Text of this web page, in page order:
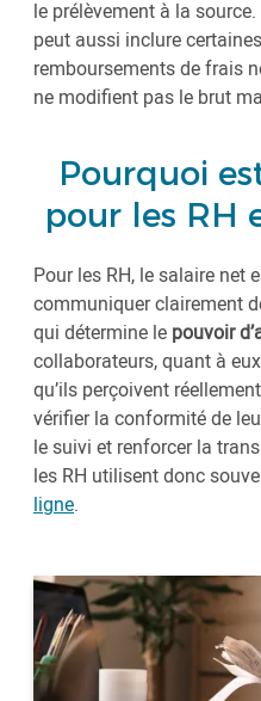
le prélèvement à la
peut aussi inclure
remboursements de frais
ne modifient pas le brut
Pourquoi
pour les RH
Pour les RH, le salaire net
communiquer clairement
qui détermine le pouvoir
collaborateurs, quant à
qu’ils perçoivent
vérifier la conformité de
le suivi et renforcer la
les RH utilisent donc
ligne.